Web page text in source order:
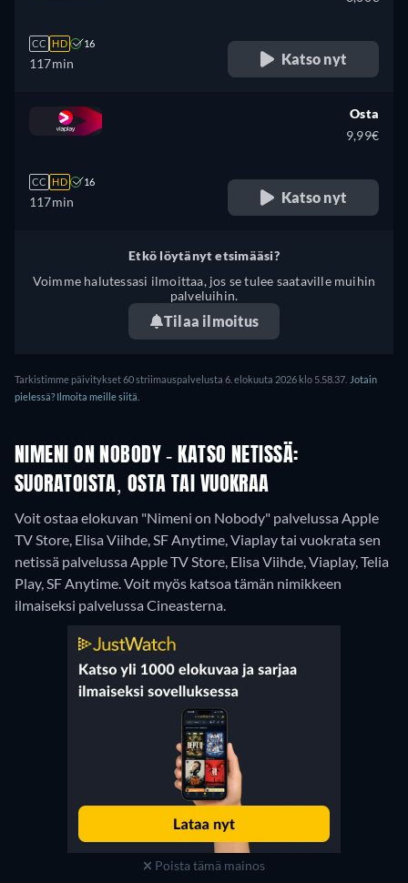
CC HD 16
117min Katso nyt
CC HD 16
117min
Osta
9,99€
Katso nyt
Etkö löytänyt etsimääsi?
Voimme halutessasi ilmoittaa, jos se tulee saataville muihin
palveluihin.
Tilaa ilmoitus
Tarkistimme päivitykset 60 striimauspalvelusta 6. elokuuta 2026 klo 5.58.37. Jotain
pielessä? Ilmoita meille siitä.
NIMENI ON NOBODY - KATSO NETISSÄ:
SUORATOISTA, OSTA TAI VUOKRAA
Voit ostaa elokuvan "Nimeni on Nobody" palvelussa Apple
TV Store, Elisa Viihde, SF Anytime, Viaplay tai vuokrata sen
netissä palvelussa Apple TV Store, Elisa Viihde, Viaplay, Telia
Play, SF Anytime.Voit myös katsoa tämän nimikkeen
ilmaiseksi palvelussa Cineasterna.
Poista tämä mainos